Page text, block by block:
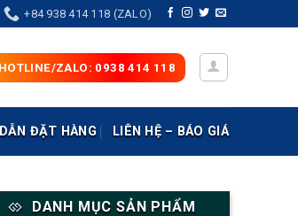
+84 938 414 118 (ZALO)
HOTLINE/ZALO: 0938 414 118
ĐẶT HÀNG LIÊN HỆ – BÁO GIÁ
DANH MỤC SẢN PHẨM